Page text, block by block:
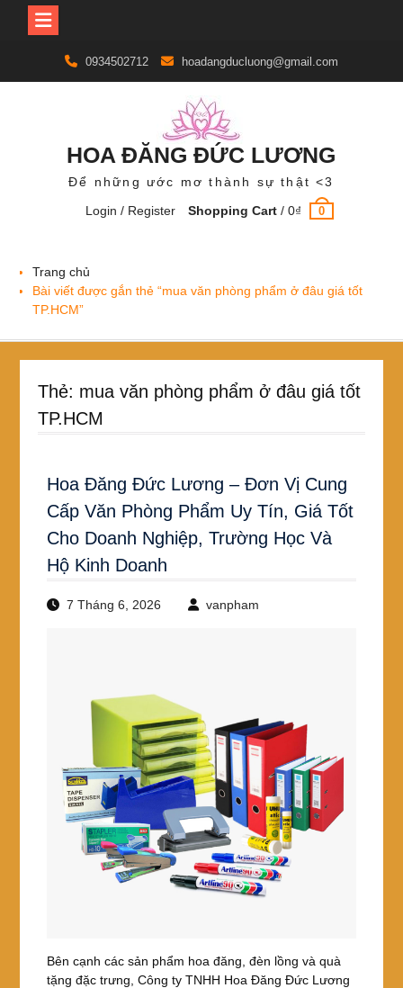
content
0934502712 hoadangducluong@gmail.com
HOA ĐĂNG ĐỨC LƯƠNG
Để những ước mơ thành sự thật <3
Login / Register
Shopping Cart /0₫ 0
Trang chủ
Bài viết được gắn thẻ “mua văn phòng phẩm ở đâu giá tốt
TP.HCM”
Thẻ: mua văn phòng phẩm ở đâu giá tốt
TP.HCM
Hoa Đăng Đức Lương – Đơn Vị Cung
Cấp Văn Phòng Phẩm Uy Tín, Giá Tốt
Cho Doanh Nghiệp, Trường Học Và
Hộ Kinh Doanh
7 Tháng 6, 2026 vanpham
Bên cạnh các sản phẩm hoa đăng, đèn lồng và quà
tặng đặc trưng, Công ty TNHH Hoa Đăng Đức Lương